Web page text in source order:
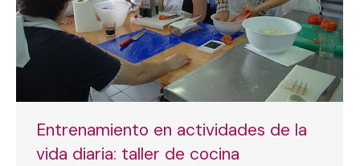
Entrenamiento en actividades de la
vida diaria: taller de cocina